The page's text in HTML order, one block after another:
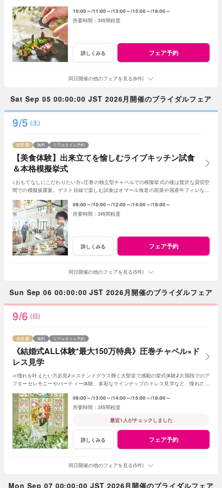
10:00～ 11:00～ 13:00～ 15:00～ 18:00～
3時間程度
詳しくみる フェア予約
同日開催の他のフェアを見る(6件)
Sat Sep 05 00:00:00 JST 2026月開催のブライダルフェア
9/5 (土)
【美食体験】出来立てを愉しむライブキッチン試食
＆本格模擬挙式
残席 無料 リアルタイム予約
<おもてなしにこだわりたい方>圧巻の独立型チャペルでの模擬挙式の後は贅沢な貸切空
間での模擬披露宴。ゲスト目線で楽しむ試食はオマール海老の前菜や国産牛フィレなど
09:00～ 10:00～ 12:00～ 14:00～ 18:00～
3時間程度
詳しくみる フェア予約
同日開催の他のフェアを見る(5件)
Sun Sep 06 00:00:00 JST 2026月開催のブライダルフェア
9/6 (日)
《結婚式ALL体験*最大150万特典》圧巻チャペル×ド
レス見学
残席 無料 リアルタイム予約
≪憧れを叶えたい方必見♪≫ステンドグラス輝く大聖堂で感動の挙式体験♪大階段でのア
フターセレモニーやパーティー体験、多彩なラインナップのドレス見学など、憧れの花
09:00～ 13:00～ 14:00～ 15:00～ 18:00～
3時間程度
最近1人がチェックしました
詳しくみる フェア予約
同日開催の他のフェアを見る(5件)
Mon Sep 07 00:00:00 JST 2026月開催のブライダルフェア